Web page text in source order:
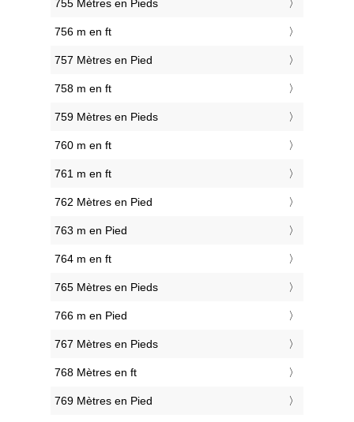
755 Mètres en Pieds
756 m en ft
757 Mètres en Pied
758 m en ft
759 Mètres en Pieds
760 m en ft
761 m en ft
762 Mètres en Pied
763 m en Pied
764 m en ft
765 Mètres en Pieds
766 m en Pied
767 Mètres en Pieds
768 Mètres en ft
769 Mètres en Pied